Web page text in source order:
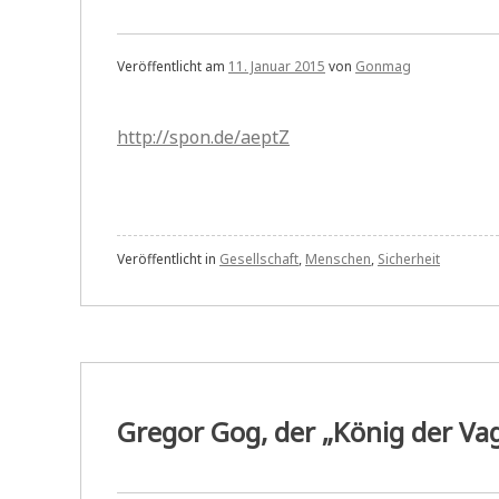
Veröffentlicht am 11. Januar 2015 von Gonmag
http://spon.de/aeptZ
Veröffentlicht in Gesellschaft, Menschen, Sicherheit
Gregor Gog, der „König der